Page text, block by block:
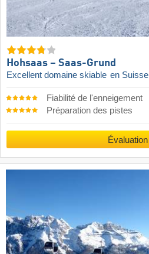
Hohsaas – Saas-Grund
Excellent domaine skiable en Suisse
Fiabilité de l'enneigement
Préparation des pistes
Évaluation